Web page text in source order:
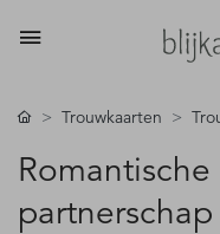
Trouwkaarten